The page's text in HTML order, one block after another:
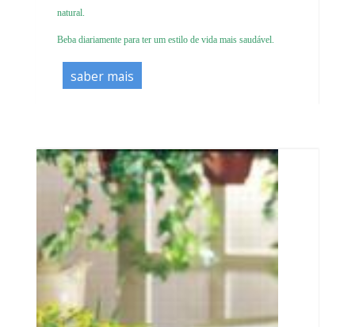
natural.
Beba diariamente para ter um estilo de vida mais saudável.
saber mais